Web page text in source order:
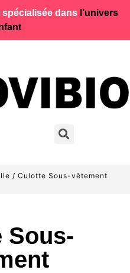
dans l’univers
/ Culotte Sous-vêtement
Sous-